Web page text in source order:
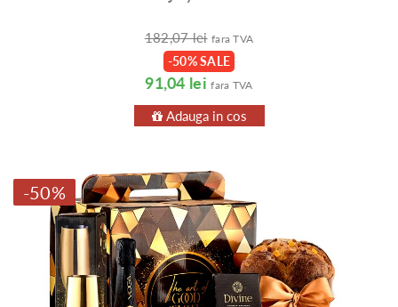
182,07 lei fara TVA
-50% SALE
91,04 lei fara TVA
Adauga in cos
-50%